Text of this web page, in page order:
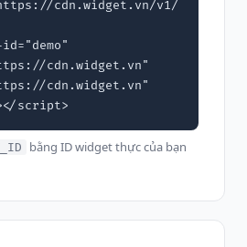
cdn.widget.vn/v1/
script>
bằng ID widget thực của bạn